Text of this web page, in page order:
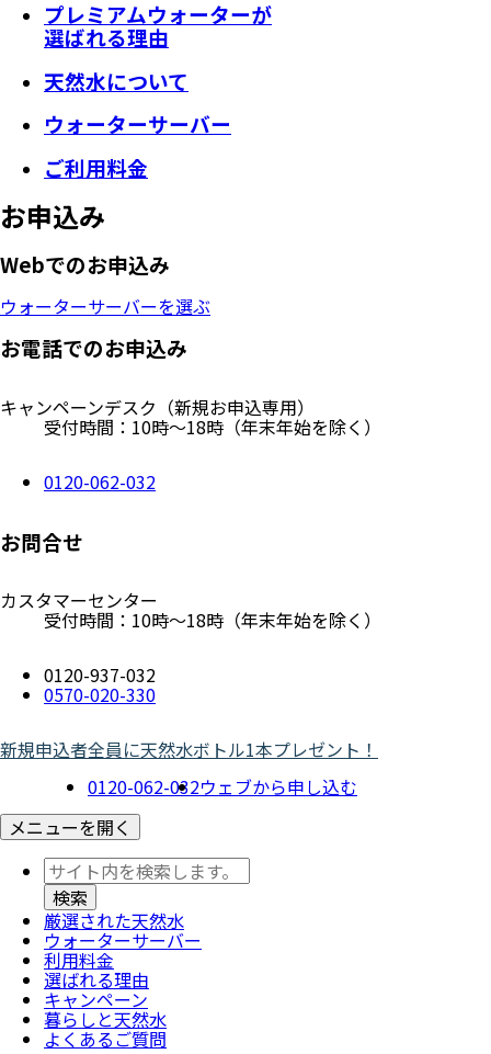
プレミアムウォーターが
選ばれる理由
天然水について
ウォーターサーバー
ご利用料金
お申込み
Webでのお申込み
ウォーターサーバーを選ぶ
お電話でのお申込み
キャンペーンデスク （新規お申込専用）
受付時間：10時～18時（年末年始を除く）
0120-062-032
お問合せ
カスタマーセンター
受付時間：10時～18時（年末年始を除く）
0120-937-032
0570-020-330
新規申込者全員に天然水ボトル1本プレゼント！
0120-062-032ウェブから申し込む
メニューを開く
厳選された天然水
ウォーターサーバー
利用料金
選ばれる理由
キャンペーン
暮らしと天然水
よくあるご質問